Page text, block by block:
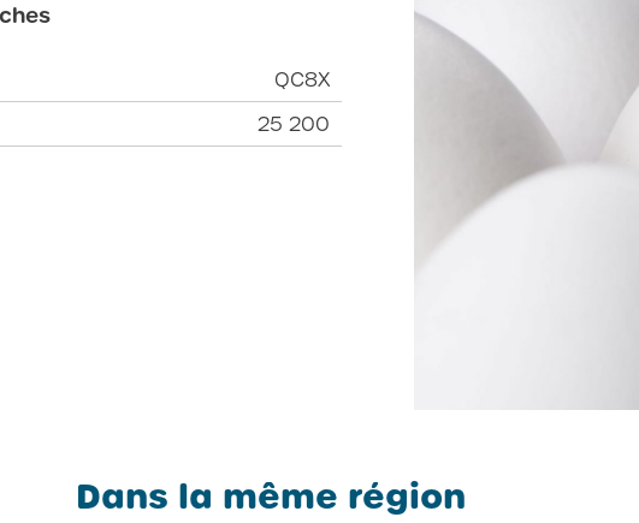
QC8X
25 200
Dans la même région